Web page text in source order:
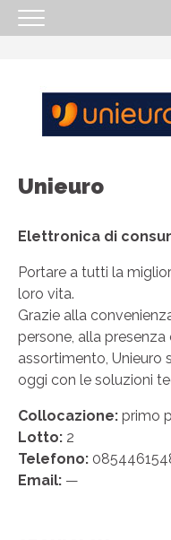
IL CENTRO
I NOSTRI ORARI
PROMOZIONI
NEGOZI
EVENTI
I NOSTRI SERVIZI
IL TUO BUSINESS
Unieuro
Elettronica di
Portare a tutti la
loro vita.
Grazie alla
persone, alla
assortimento, Unieuro
oggi con le soluzioni
Collocazione: primo
Lotto: 2
Telefono:
Email: —